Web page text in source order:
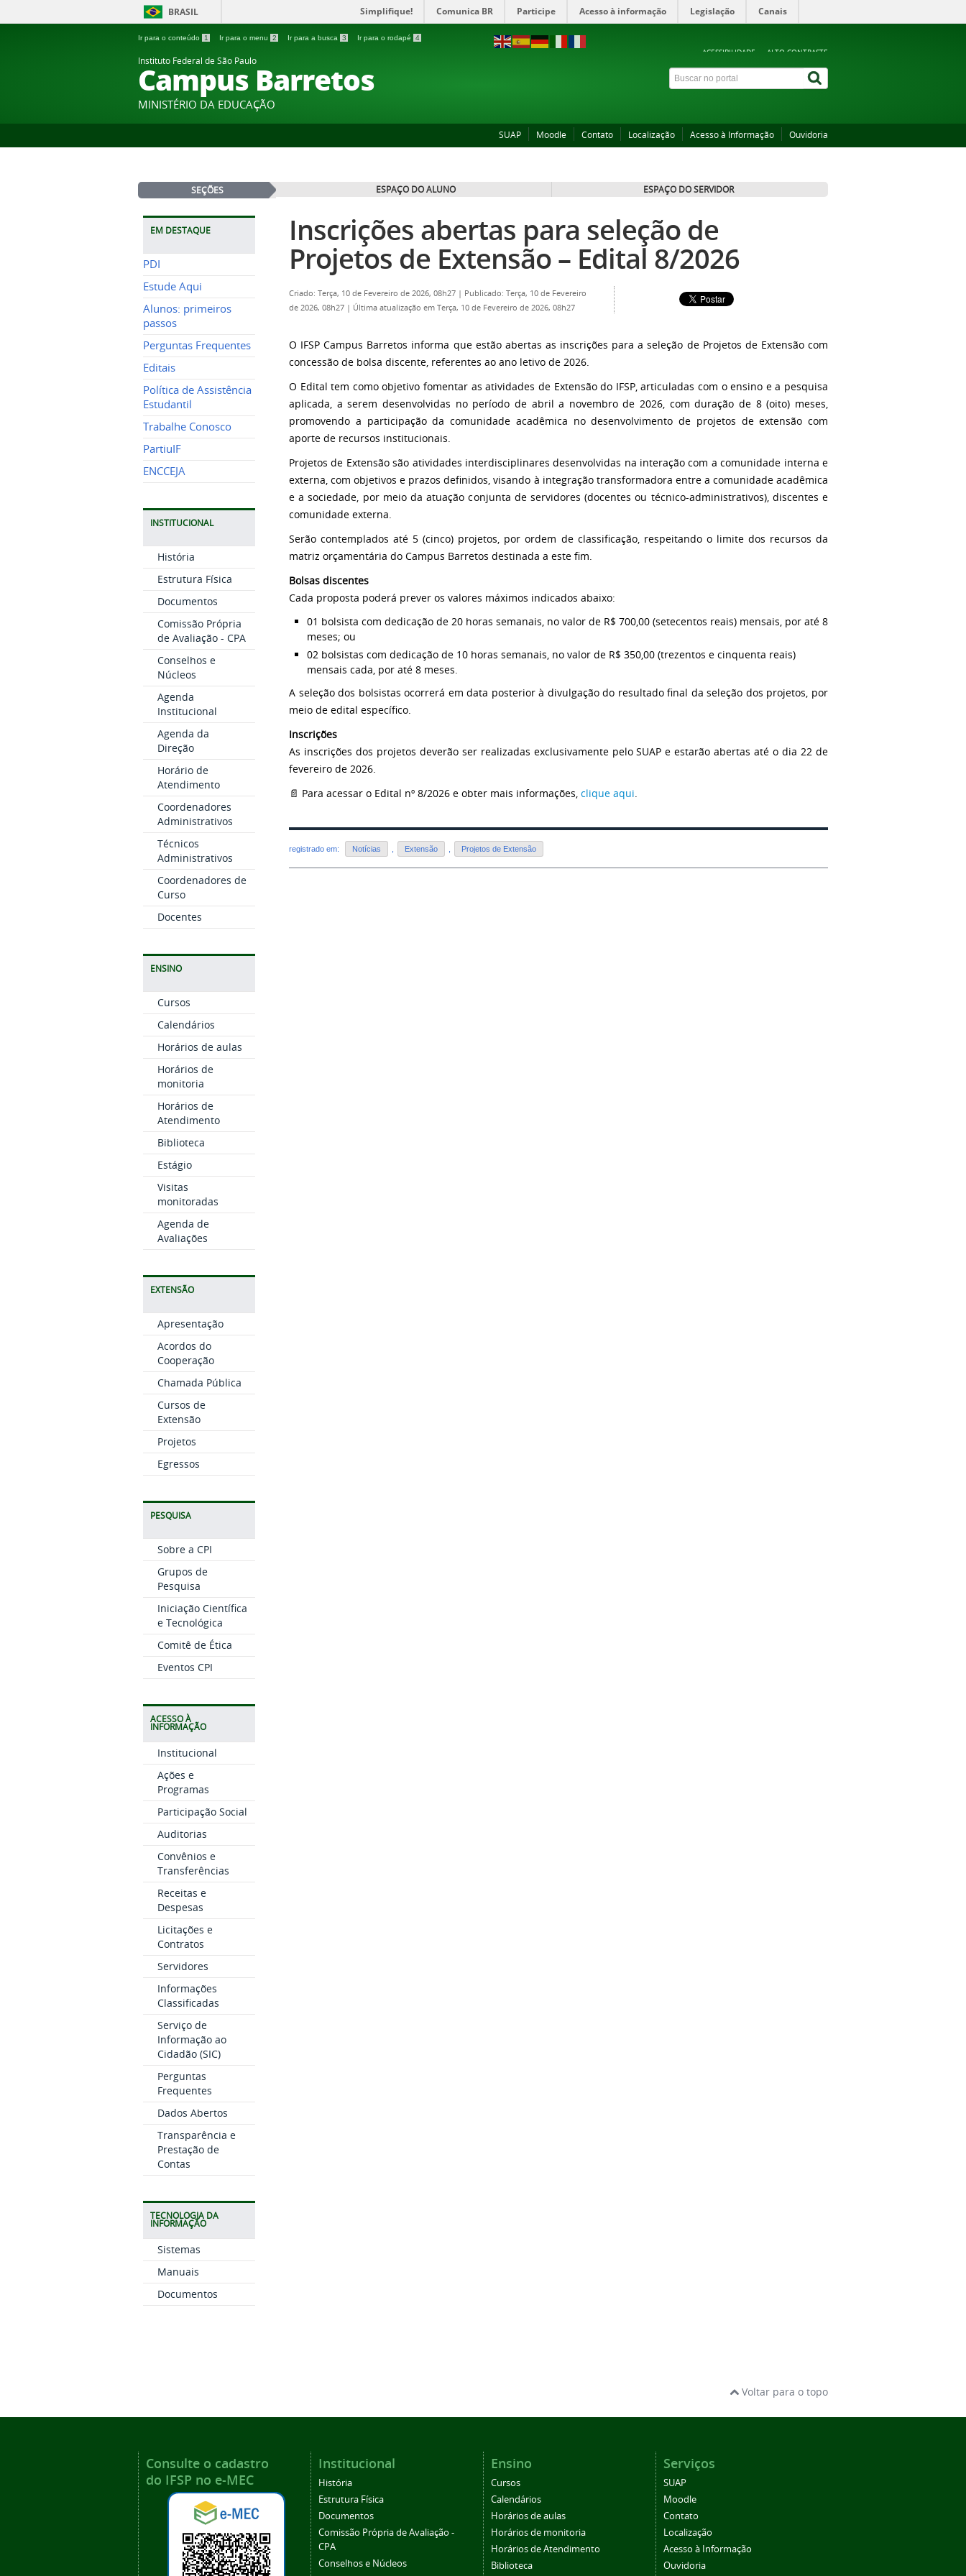
BRASIL Simplifique! Comunica BR Participe Acesso à informação Legislação Canais
Ir para o conteúdo 1 Ir para o menu 2 Ir para a busca 3 Ir para o rodapé 4
ACESSIBILIDADE ALTO CONTRASTE
Instituto Federal de São Paulo
Campus Barretos
MINISTÉRIO DA EDUCAÇÃO
SUAP Moodle Contato Localização Acesso à Informação Ouvidoria
SEÇÕES ESPAÇO DO ALUNO ESPAÇO DO SERVIDOR
EM DESTAQUE
PDI
Estude Aqui
Alunos: primeiros
passos
Perguntas Frequentes
Editais
Política de Assistência
Estudantil
Trabalhe Conosco
PartiuIF
ENCCEJA
INSTITUCIONAL
História
Estrutura Física
Documentos
Comissão Própria
de Avaliação - CPA
Conselhos e
Núcleos
Agenda
Institucional
Agenda da
Direção
Horário de
Atendimento
Coordenadores
Administrativos
Técnicos
Administrativos
Coordenadores de
Curso
Docentes
ENSINO
Cursos
Calendários
Horários de aulas
Horários de
monitoria
Horários de
Atendimento
Biblioteca
Estágio
Visitas
monitoradas
Agenda de
Avaliações
EXTENSÃO
Apresentação
Acordos do
Cooperação
Chamada Pública
Cursos de
Extensão
Projetos
Egressos
PESQUISA
Sobre a CPI
Grupos de
Pesquisa
Iniciação Científica
e Tecnológica
Comitê de Ética
Eventos CPI
ACESSO À
INFORMAÇÃO
Institucional
Ações e
Programas
Participação Social
Auditorias
Convênios e
Transferências
Receitas e
Despesas
Licitações e
Contratos
Servidores
Informações
Classificadas
Serviço de
Informação ao
Cidadão (SIC)
Perguntas
Frequentes
Dados Abertos
Transparência e
Prestação de
Contas
TECNOLOGIA DA
INFORMAÇÃO
Sistemas
Manuais
Documentos
Inscrições abertas para seleção de
Projetos de Extensão – Edital 8/2026
Criado: Terça, 10 de Fevereiro de 2026, 08h27 | Publicado: Terça, 10 de Fevereiro
de 2026, 08h27 | Última atualização em Terça, 10 de Fevereiro de 2026, 08h27
O IFSP Campus Barretos informa que estão abertas as inscrições para a seleção de Projetos de Extensão com
concessão de bolsa discente, referentes ao ano letivo de 2026.
O Edital tem como objetivo fomentar as atividades de Extensão do IFSP, articuladas com o ensino e a pesquisa
aplicada, a serem desenvolvidas no período de abril a novembro de 2026, com duração de 8 (oito) meses,
promovendo a participação da comunidade acadêmica no desenvolvimento de projetos de extensão com
aporte de recursos institucionais.
Projetos de Extensão são atividades interdisciplinares desenvolvidas na interação com a comunidade interna e
externa, com objetivos e prazos definidos, visando à integração transformadora entre a comunidade acadêmica
e a sociedade, por meio da atuação conjunta de servidores (docentes ou técnico-administrativos), discentes e
comunidade externa.
Serão contemplados até 5 (cinco) projetos, por ordem de classificação, respeitando o limite dos recursos da
matriz orçamentária do Campus Barretos destinada a este fim.
Bolsas discentes
Cada proposta poderá prever os valores máximos indicados abaixo:
01 bolsista com dedicação de 20 horas semanais, no valor de R$ 700,00 (setecentos reais) mensais, por até 8
meses; ou
02 bolsistas com dedicação de 10 horas semanais, no valor de R$ 350,00 (trezentos e cinquenta reais)
mensais cada, por até 8 meses.
A seleção dos bolsistas ocorrerá em data posterior à divulgação do resultado final da seleção dos projetos, por
meio de edital específico.
Inscrições
As inscrições dos projetos deverão ser realizadas exclusivamente pelo SUAP e estarão abertas até o dia 22 de
fevereiro de 2026.
📄 Para acessar o Edital nº 8/2026 e obter mais informações, clique aqui
registrado em: Notícias Extensão Projetos de Extensão
Voltar para o topo
Consulte o cadastro
do IFSP no e-MEC
Institucional
História
Estrutura Física
Documentos
Comissão Própria de Avaliação -
CPA
Conselhos e Núcleos
Ensino
Cursos
Calendários
Horários de aulas
Horários de monitoria
Horários de Atendimento
Biblioteca
Serviços
SUAP
Moodle
Contato
Localização
Acesso à Informação
Ouvidoria